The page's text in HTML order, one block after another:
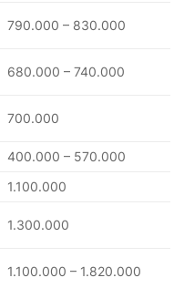
790.000 – 830.000
680.000 – 740.000
700.000
400.000 – 570.000
1.100.000
1.300.000
1.100.000 – 1.820.000